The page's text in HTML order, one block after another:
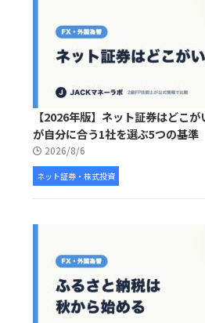
【2026年版】ネット証券はどこ
が自分に合う1社を選ぶ5つの基準
2026/8/6
ネット証券・株式投資